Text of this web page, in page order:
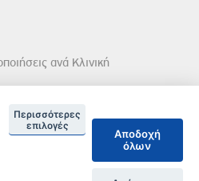
ανά Κλινική
Περισσότερες
επιλογές
Αποδοχή
όλων